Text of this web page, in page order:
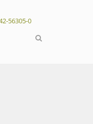
56305-0